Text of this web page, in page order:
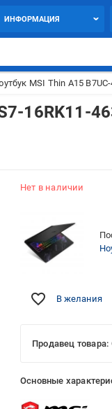
ИНФОРМАЦИЯ
MSI Thin A15
16RK11-
Нет в наличии
В желания
Продавец товара:
Основные